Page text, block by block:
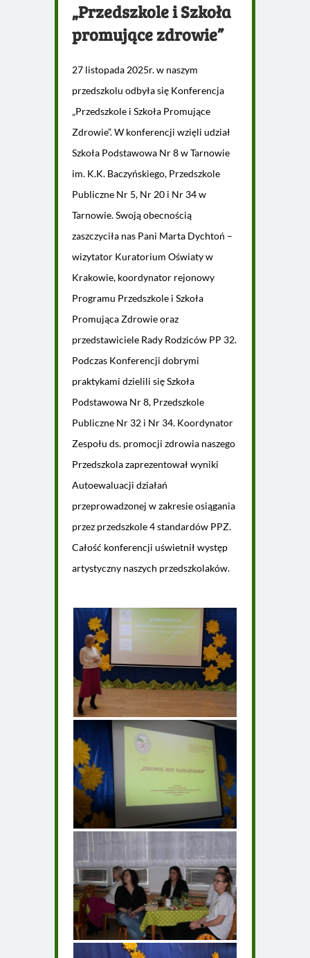
„Przedszkole i Szkoła
promujące zdrowie”
27 listopada 2025r. w naszym
przedszkolu odbyła się Konferencja
„Przedszkole i Szkoła Promujące
Zdrowie”. W konferencji wzięli udział
Szkoła Podstawowa Nr 8 w Tarnowie
im. K.K. Baczyńskiego, Przedszkole
Publiczne Nr 5, Nr 20 i Nr 34 w
Tarnowie. Swoją obecnością
zaszczyciła nas Pani Marta Dychtoń –
wizytator Kuratorium Oświaty w
Krakowie, koordynator rejonowy
Programu Przedszkole i Szkoła
Promująca Zdrowie oraz
przedstawiciele Rady Rodziców PP 32.
Podczas Konferencji dobrymi
praktykami dzielili się Szkoła
Podstawowa Nr 8, Przedszkole
Publiczne Nr 32 i Nr 34. Koordynator
Zespołu ds. promocji zdrowia naszego
Przedszkola zaprezentował wyniki
Autoewaluacji działań
przeprowadzonej w zakresie osiągania
przez przedszkole 4 standardów PPZ.
Całość konferencji uświetnił występ
artystyczny naszych przedszkolaków.